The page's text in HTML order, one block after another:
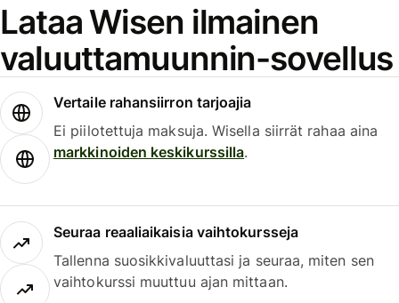
Lataa Wisen ilmainen
valuuttamuunnin-sovellus
Vertaile rahansiirron tarjoajia
Ei piilotettuja maksuja. Wisella siirrät rahaa aina
markkinoiden keskikurssilla.
Seuraa reaaliaikaisia vaihtokursseja
Tallenna suosikkivaluuttasi ja seuraa, miten sen
vaihtokurssi muuttuu ajan mittaan.